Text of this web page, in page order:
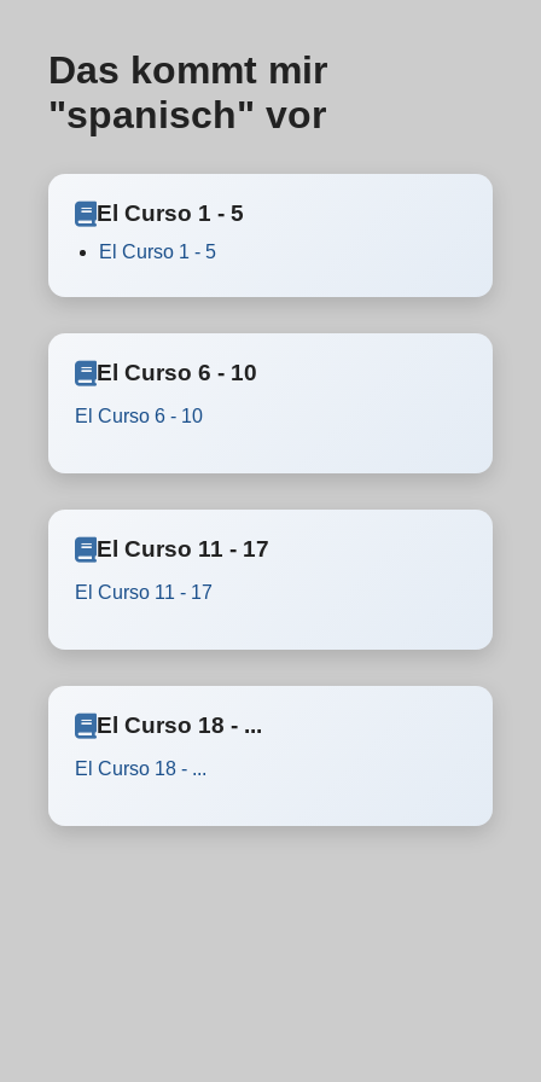
Das kommt mir
"spanisch" vor
El Curso 1 - 5
El Curso 1 - 5
El Curso 6 - 10
El Curso 6 - 10
El Curso 11 - 17
El Curso 11 - 17
El Curso 18 - ...
El Curso 18 - ...